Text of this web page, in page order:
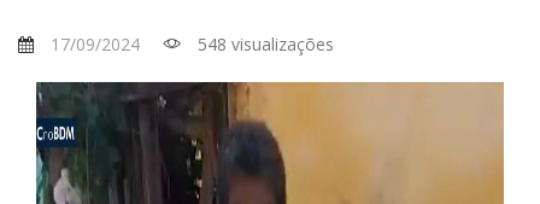
17/09/2024 548 visualizações